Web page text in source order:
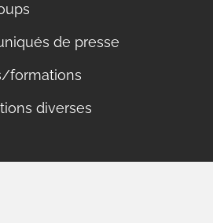
de presse
formations
diverses